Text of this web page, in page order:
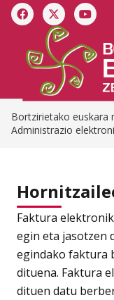
Bortzirietako euskara
Administrazio
Faktura
egin eta jasotzen
egindako faktura
dituena. Faktura
dituen datu